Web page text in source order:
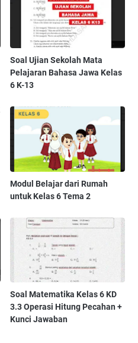
Soal Ujian Sekolah Mata
Pelajaran Bahasa Jawa Kelas
6 K-13
Modul Belajar dari Rumah
untuk Kelas 6 Tema 2
Soal Matematika Kelas 6 KD
3.3 Operasi Hitung Pecahan +
Kunci Jawaban